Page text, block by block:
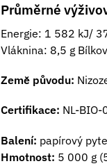
Průměrné
Energie: 1 582 kJ/
Vláknina: 8,5 g
Země původu:
Certifikace: NL-BIO-
Balení: papírový
Hmotnost: 5 000 g